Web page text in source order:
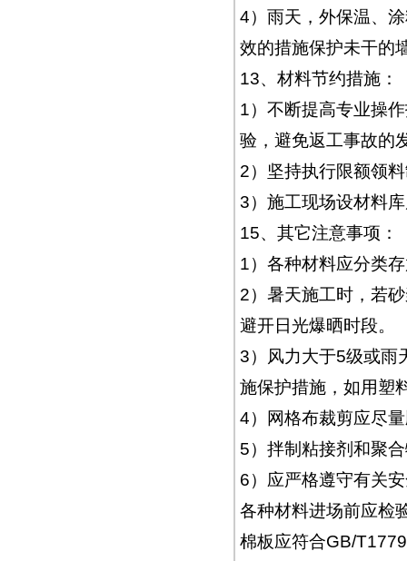
4）雨天，外保温、
效的措施保护未干的
13、材料节约措施：
1）不断提高专业操
验，避免返工事故的
2）坚持执行限额领
3）施工现场设材料
15、其它注意事项：
1）各种材料应分类
2）暑天施工时，若
避开日光爆晒时段。
3）风力大于5级或雨
施保护措施，如用塑
4）网格布裁剪应尽
5）拌制粘接剂和聚
6）应严格遵守有关
各种材料进场前应检
棉板应符合GB/